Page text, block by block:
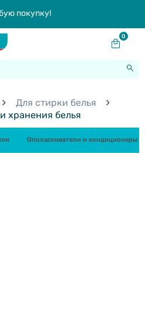
покупку!
0
Для стирки белья
хранения белья
Ополаскиватели и кондиционеры